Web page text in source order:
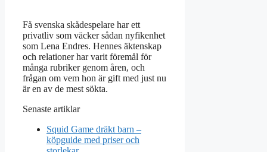
Få svenska skådespelare har ett
privatliv som väcker sådan nyfikenhet
som Lena Endres. Hennes äktenskap
och relationer har varit föremål för
många rubriker genom åren, och
frågan om vem hon är gift med just nu
är en av de mest sökta.
Senaste artiklar
Squid Game dräkt barn –
köpguide med priser och